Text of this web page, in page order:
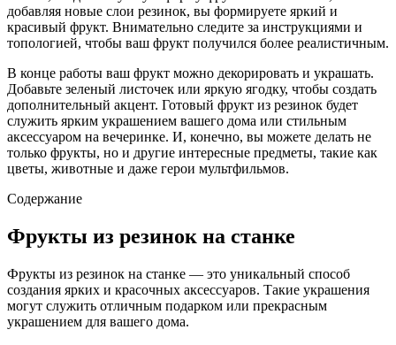
добавляя новые слои резинок, вы формируете яркий и
красивый фрукт. Внимательно следите за инструкциями и
топологией, чтобы ваш фрукт получился более реалистичным.
В конце работы ваш фрукт можно декорировать и украшать.
Добавьте зеленый листочек или яркую ягодку, чтобы создать
дополнительный акцент. Готовый фрукт из резинок будет
служить ярким украшением вашего дома или стильным
аксессуаром на вечеринке. И, конечно, вы можете делать не
только фрукты, но и другие интересные предметы, такие как
цветы, животные и даже герои мультфильмов.
Содержание
Фрукты из резинок на станке
Фрукты из резинок на станке — это уникальный способ
создания ярких и красочных аксессуаров. Такие украшения
могут служить отличным подарком или прекрасным
украшением для вашего дома.